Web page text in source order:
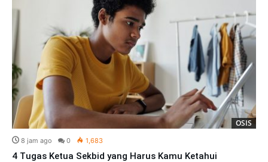
OSIS
8 jam ago 0 1,683
4 Tugas Ketua Sekbid yang Harus Kamu Ketahui